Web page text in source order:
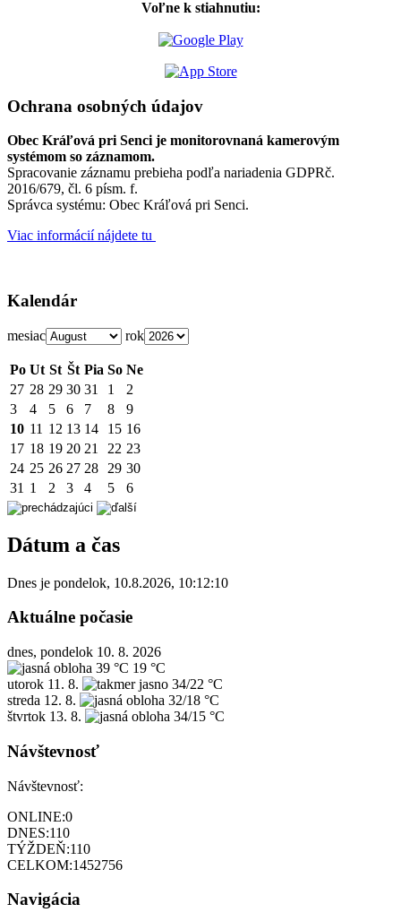
Voľne k stiahnutiu:
Ochrana osobných údajov
Obec Kráľová pri Senci je monitorovnaná kamerovým
systémom so záznamom.
Spracovanie záznamu prebieha podľa nariadenia GDPRč.
2016/679, čl. 6 písm. f.
Správca systému: Obec Kráľová pri Senci.
Viac informácií nájdete tu
Kalendár
mesiac rok
Po Ut St Št Pia So Ne
27 28 29 30 31 1
2
3
4 5 6 7 8
9
10 11 12 13 14 15 16
17 18 19 20 21 22 23
24 25 26 27 28 29 30
31 1 2 3 4 5 6
Dátum a čas
Dnes je pondelok, 10.8.2026, 10:12:10
Aktuálne počasie
dnes, pondelok 10. 8. 2026
39 °C 19 °C
utorok 11. 8.
34/22 °C
streda 12. 8.
32/18 °C
štvrtok 13. 8. 34/15 °C
Návštevnosť
Návštevnosť:
ONLINE:0
DNES:110
TÝŽDEŇ:110
CELKOM:1452756
Navigácia